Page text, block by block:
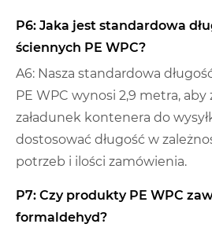
P6: Jaka jest standardowa
ściennych PE WPC?
A6: Nasza standardowa
PE WPC wynosi 2,9 metra,
załadunek kontenera do
dostosować długość w
potrzeb i ilości zamówienia.
P7: Czy produkty PE WPC
formaldehyd?